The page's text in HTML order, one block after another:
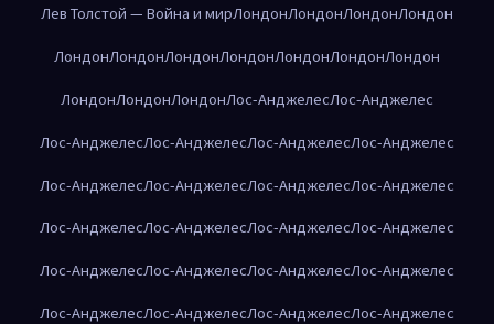
Лев Толстой — Война и мирЛондонЛондонЛондонЛондон
ЛондонЛондонЛондонЛондонЛондонЛондонЛондон
ЛондонЛондонЛондонЛос-АнджелесЛос-Анджелес
Лос-АнджелесЛос-АнджелесЛос-АнджелесЛос-Анджелес
Лос-АнджелесЛос-АнджелесЛос-АнджелесЛос-Анджелес
Лос-АнджелесЛос-АнджелесЛос-АнджелесЛос-Анджелес
Лос-АнджелесЛос-АнджелесЛос-АнджелесЛос-Анджелес
Лос-АнджелесЛос-АнджелесЛос-АнджелесЛос-Анджелес